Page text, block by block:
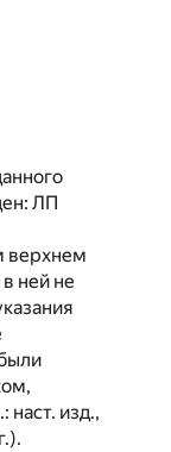
ЛП
верхнем
ней не
изд.,